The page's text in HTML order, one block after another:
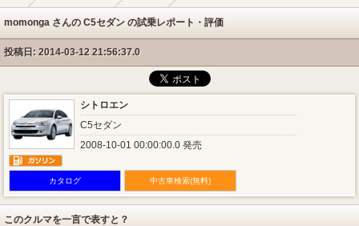
momonga さんの C5セダン の試乗レポート・評価
投稿日: 2014-03-12 21:56:37.0
シトロエン
C5セダン
2008-10-01 00:00:00.0 発売
カタログ 中古車検索(無料)
このクルマを一言で表すと？